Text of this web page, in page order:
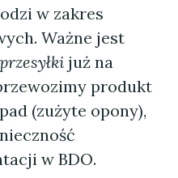
w zakres
Ważne jest
już na
produkt
(zużyte opony),
w BDO.